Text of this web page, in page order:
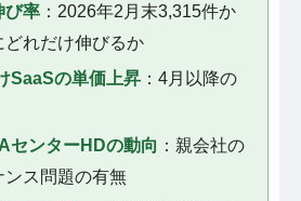
び率 ：2026年2月末3,315件か
どれだけ伸びるか
SaaSの単価上昇 ：4月以降の
センターHDの動向 ：親会社の
ス問題の有無